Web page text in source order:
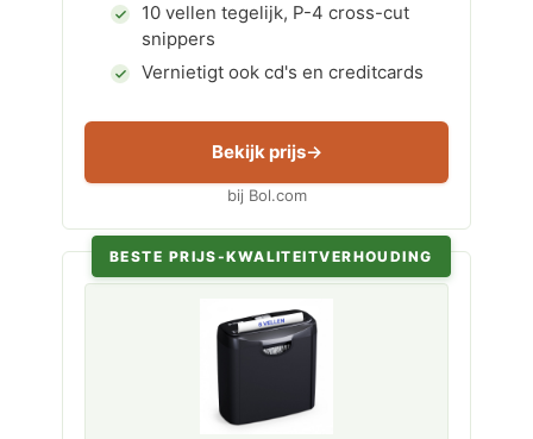
10 vellen tegelijk, P-4 cross-cut
snippers
Vernietigt ook cd's en creditcards
Bekijk prijs
bij Bol.com
BESTE PRIJS-KWALITEITVERHOUDING